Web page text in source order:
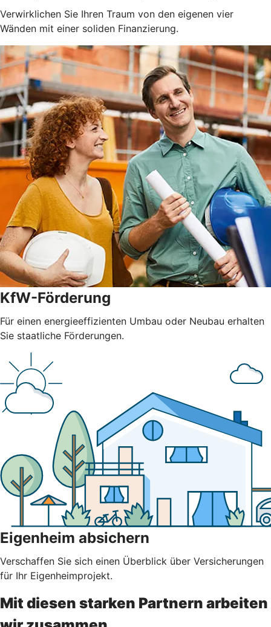
Verwirklichen Sie Ihren Traum von den eigenen vier
Wänden mit einer soliden Finanzierung.
KfW-Förderung
Für einen energieeffizienten Umbau oder Neubau erhalten
Sie staatliche Förderungen.
Eigenheim absichern
Verschaffen Sie sich einen Überblick über Versicherungen
für Ihr Eigenheimprojekt.
Mit diesen starken Partnern arbeiten